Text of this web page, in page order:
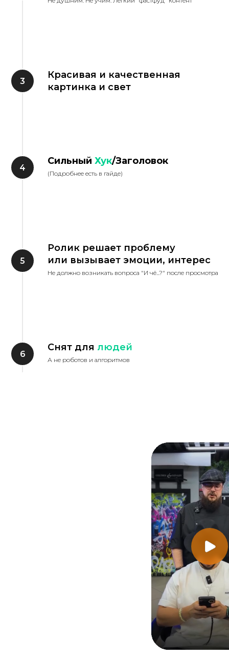
Красивая и качественная
картинка и свет
Сильный Хук/Заголовок
(Подробнее есть в гайде)
Ролик решает проблему
или вызывает эмоции, интерес
Не должно возникать вопроса "И чё...?" после просмотра
Снят для людей
А не роботов и алгоритмов